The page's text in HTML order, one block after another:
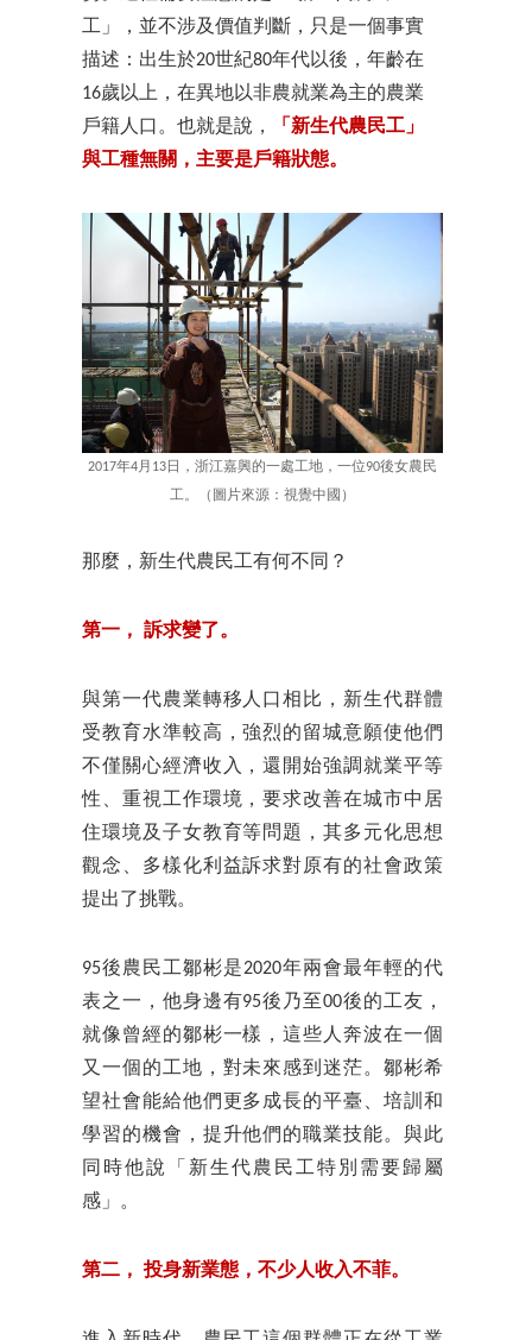
工」，並不涉及價值判斷，只是一個事實
描述：出生於20世紀80年代以後，年齡在
16歲以上，在異地以非農就業為主的農業
戶籍人口。也就是說，
「新生代農民工」
與工種無關，主要是戶籍狀態。
2017年4月13日，浙江嘉興的一處工地，一位90後女農民
工。（圖片來源：視覺中國）
那麼，新生代農民工有何不同？
第一， 訴求變了。
與第一代農業轉移人口相比，新生代群體
受教育水準較高，強烈的留城意願使他們
不僅關心經濟收入，還開始強調就業平等
性、重視工作環境，要求改善在城市中居
住環境及子女教育等問題，其多元化思想
觀念、多樣化利益訴求對原有的社會政策
提出了挑戰。
95後農民工鄒彬是2020年兩會最年輕的代
表之一，他身邊有95後乃至00後的工友，
就像曾經的鄒彬一樣，這些人奔波在一個
又一個的工地，對未來感到迷茫。鄒彬希
望社會能給他們更多成長的平臺、培訓和
學習的機會，提升他們的職業技能。與此
同時他說「新生代農民工特別需要歸屬
感」。
第二， 投身新業態，不少人收入不菲。